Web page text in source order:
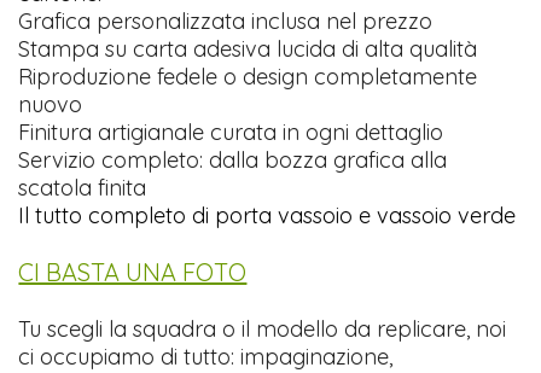
Grafica personalizzata inclusa nel prezzo
Stampa su carta adesiva lucida di alta qualità
Riproduzione fedele o design completamente
nuovo
Finitura artigianale curata in ogni dettaglio
Servizio completo: dalla bozza grafica alla
scatola finita
Il tutto completo di porta vassoio e vassoio verde
CI BASTA UNA FOTO
Tu scegli la squadra o il modello da replicare, noi
ci occupiamo di tutto: impaginazione,